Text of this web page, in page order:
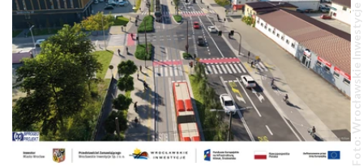
Foto: Wrocławskie Inwestycje